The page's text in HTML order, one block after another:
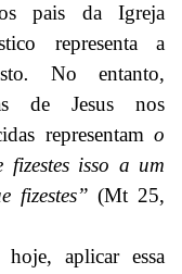
pais da Igreja
representa a
. No entanto,
de Jesus nos
representam o
isso a um
fizestes”(Mt 25,
aplicar essa